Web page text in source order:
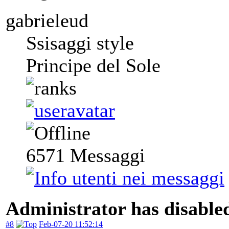
gabrieleud
Ssisaggi style
Principe del Sole
6571 Messaggi
Administrator has
#8 Feb-07-20 11:52:14